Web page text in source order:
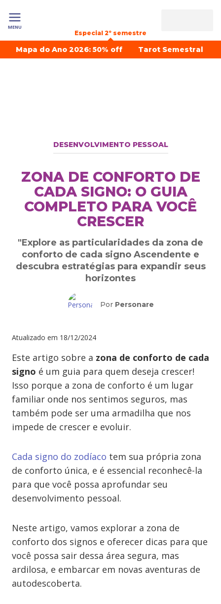
MENU
Especial 2º semestre
Mapa do Ano 2026: 50% off Tarot Semestral
DESENVOLVIMENTO PESSOAL
ZONA DE CONFORTO DE
CADA SIGNO: O GUIA
COMPLETO PARA VOCÊ
CRESCER
"Explore as particularidades da zona de
conforto de cada signo Ascendente e
descubra estratégias para expandir seus
horizontes
Por Personare
Atualizado em 18/12/2024
Este artigo sobre a zona de conforto de cada
signo é um guia para quem deseja crescer!
Isso porque a zona de conforto é um lugar
familiar onde nos sentimos seguros, mas
também pode ser uma armadilha que nos
impede de crescer e evoluir.
Cada signo do zodíaco tem sua própria zona
de conforto única, e é essencial reconhecê-la
para que você possa aprofundar seu
desenvolvimento pessoal.
Neste artigo, vamos explorar a zona de
conforto dos signos e oferecer dicas para que
você possa sair dessa área segura, mas
ardilosa, e embarcar em novas aventuras de
autodescoberta.